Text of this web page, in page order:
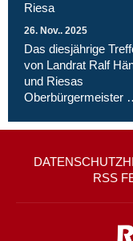
Riesa
26. Nov.. 2025
Das diesjährige
von Landrat Ralf
und Riesas
Oberbürgermeister
RSS